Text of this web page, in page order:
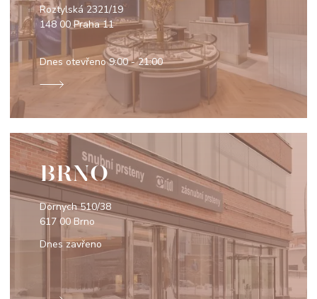
Roztylská 2321/19
148 00 Praha 11
Dnes otevřeno9:00 - 21:00
BRNO
Dornych 510/38
617 00 Brno
Dnes zavřeno